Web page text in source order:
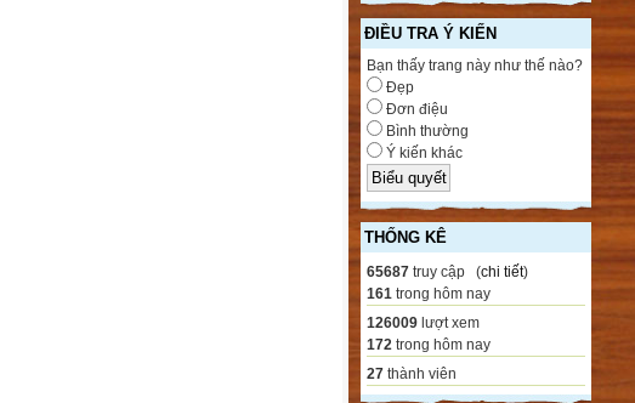
ĐIỀU TRA Ý KIẾN
Bạn thấy trang này như thế nào?
Đẹp
Đơn điệu
Bình thường
Ý kiến khác
THỐNG KÊ
65687 truy cập (chi tiết)
161 trong hôm nay
126009 lượt xem
172 trong hôm nay
27 thành viên